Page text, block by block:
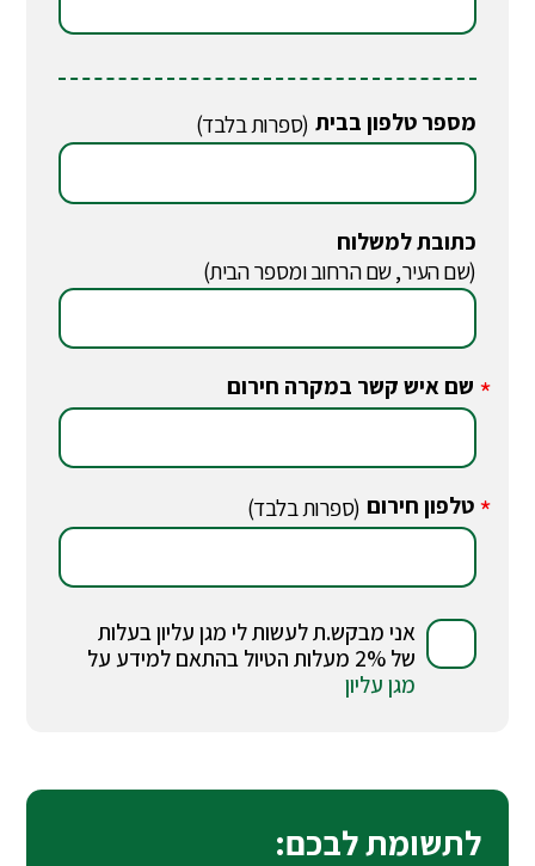
מספר טלפון בבית (ספרות בלבד)
כתובת למשלוח
(שם העיר, שם הרחוב ומספר הבית)
* שם איש קשר במקרה חירום
* טלפון חירום (ספרות בלבד)
אני מבקש.ת לעשות לי מגן עליון בעלות
של 2% מעלות הטיול בהתאם למידע על
מגן עליון
לתשומת לבכם: